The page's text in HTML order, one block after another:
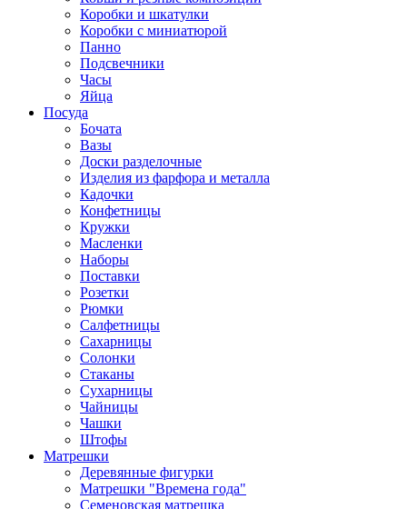
Коробки и шкатулки
Коробки с миниатюрой
Панно
Подсвечники
Часы
Яйца
Посуда
Бочата
Вазы
Доски разделочные
Изделия из фарфора и металла
Кадочки
Конфетницы
Кружки
Масленки
Наборы
Поставки
Розетки
Рюмки
Салфетницы
Сахарницы
Солонки
Стаканы
Сухарницы
Чайницы
Чашки
Штофы
Матрешки
Деревянные фигурки
Матрешки "Времена года"
Семеновская матрешка